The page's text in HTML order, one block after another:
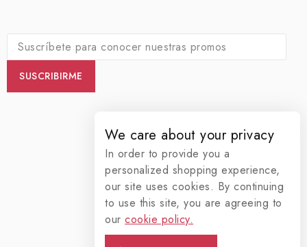
We care about your privacy
In order to provide you a
personalized shopping experience,
our site uses cookies. By continuing
to use this site, you are agreeing to
our cookie policy.